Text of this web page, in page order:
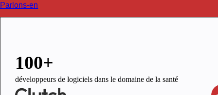
Parlons-en
100+
développeurs de logiciels dans le domaine de la santé